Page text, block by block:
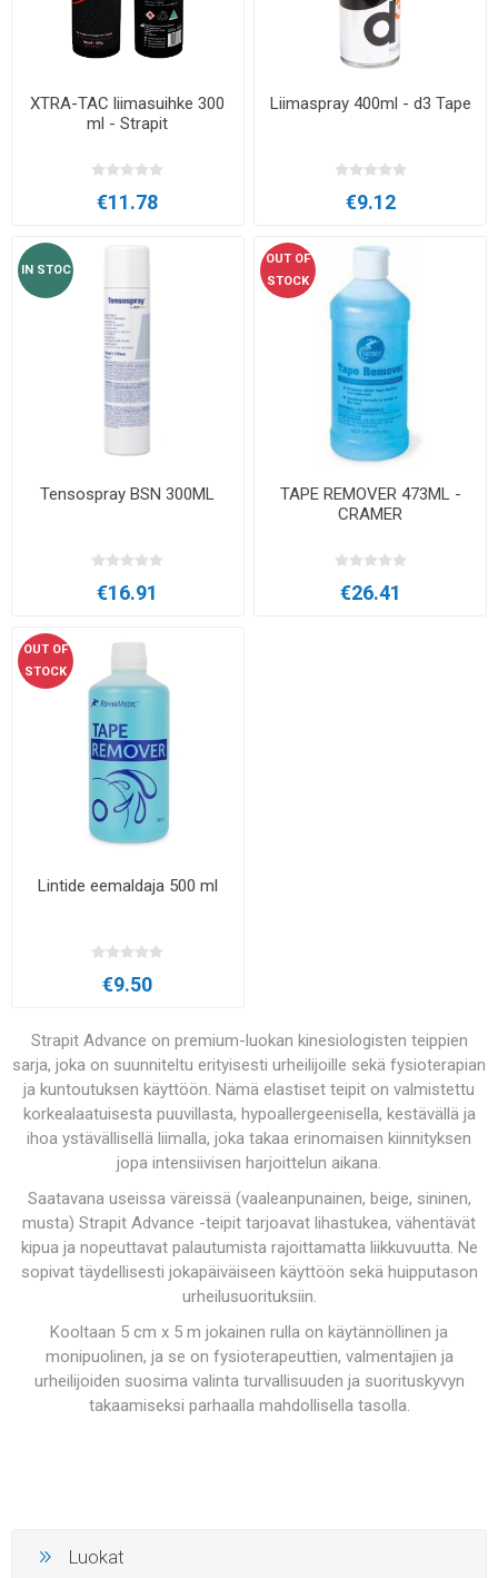
Strapit Advance on premium-luokan kinesiologisten teippien
sarja, joka on suunniteltu erityisesti urheilijoille sekä fysioterapian
ja kuntoutuksen käyttöön. Nämä elastiset teipit on valmistettu
korkealaatuisesta puuvillasta, hypoallergeenisella, kestävällä ja
ihoa ystävällisellä liimalla, joka takaa erinomaisen kiinnityksen
jopa intensiivisen harjoittelun aikana.
Saatavana useissa väreissä (vaaleanpunainen, beige, sininen,
musta) Strapit Advance -teipit tarjoavat lihastukea, vähentävät
kipua ja nopeuttavat palautumista rajoittamatta liikkuvuutta. Ne
sopivat täydellisesti jokapäiväiseen käyttöön sekä huipputason
urheilusuorituksiin.
Kooltaan 5 cm x 5 m jokainen rulla on käytännöllinen ja
monipuolinen, ja se on fysioterapeuttien, valmentajien ja
urheilijoiden suosima valinta turvallisuuden ja suorituskyvyn
takaamiseksi parhaalla mahdollisella tasolla.
XTRA-TAC liimasuihke 300
ml - Strapit
€11.78
Liimaspray 400ml - d3 Tape
€9.12
IN STOC
Tensospray BSN 300ML
€16.91
OUT OF
STOCK
TAPE REMOVER 473ML -
CRAMER
€26.41
OUT OF
STOCK
Lintide eemaldaja 500 ml
€9.50
Luokat